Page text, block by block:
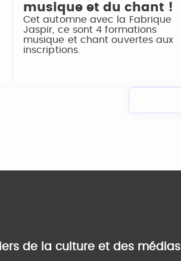
musique et du chant !
Cet automne avec la Fabrique
Jaspir, ce sont 4 formations
musique et chant ouvertes aux
inscriptions.
de la culture et des médias